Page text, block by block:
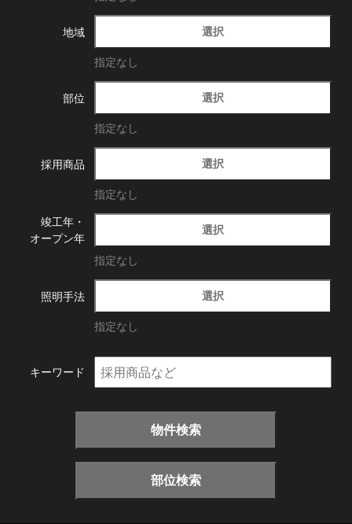
地域 選択
指定なし
部位 選択
指定なし
採用商品 選択
指定なし
竣工年・
オープン年
選択
指定なし
照明手法 選択
指定なし
キーワード
物件検索
部位検索